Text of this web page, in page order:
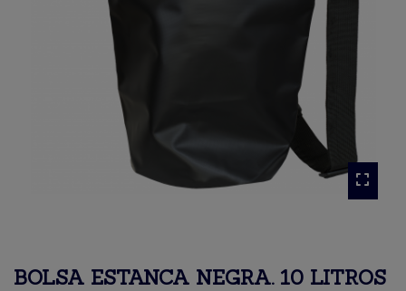
BOLSA ESTANCA NEGRA. 10 LITROS